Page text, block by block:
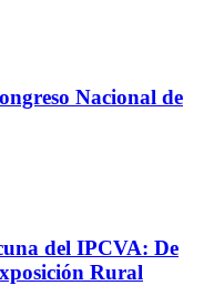
Nacional de
del IPCVA: De
Rural